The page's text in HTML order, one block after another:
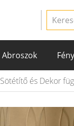
Abroszok
Sötétítő és Dekor